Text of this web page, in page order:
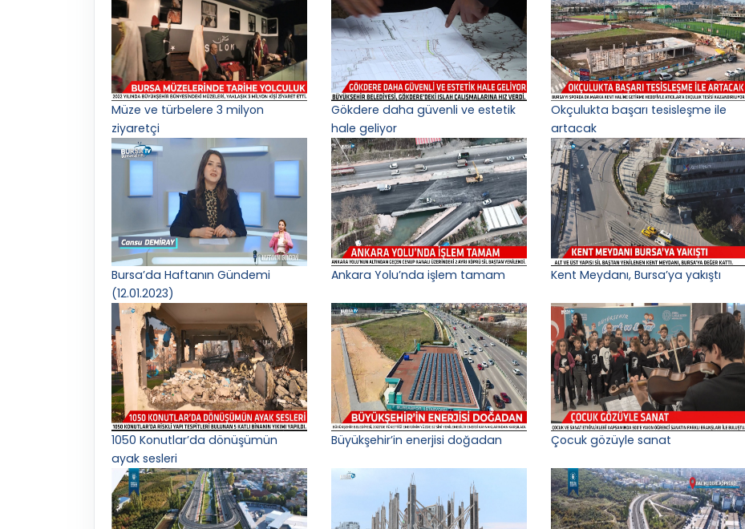
Müze ve türbelere 3 milyon
ziyaretçi
Gökdere daha güvenli ve estetik
hale geliyor
Okçulukta başarı tesisleşme ile
artacak
Bursa’da Haftanın Gündemi
(12.01.2023)
Ankara Yolu’nda işlem tamam Kent Meydanı, Bursa’ya yakıştı
1050 Konutlar’da dönüşümün
ayak sesleri
Büyükşehir’in enerjisi doğadan Çocuk gözüyle sanat